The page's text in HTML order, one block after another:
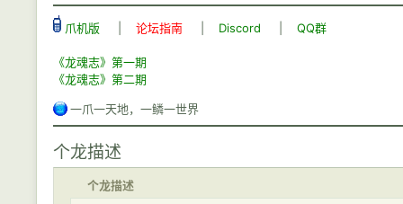
爪机版 论坛指南 Discord QQ群
《龙魂志》第一期
《龙魂志》第二期
一爪一天地，一鳞一世界
个龙描述
个龙描述